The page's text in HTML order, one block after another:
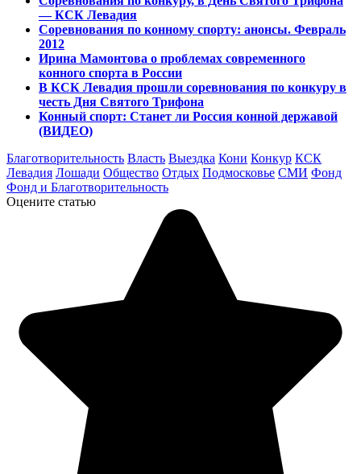
— КСК Левадия
Соревнования по конному спорту: анонсы. Февраль
2012
Ирина Мамонтова о проблемах современного
конного спорта в России
В КСК Левадия прошли соревнования по конкуру в
честь Дня Святого Трифона
Конный спорт: Станет ли Россия конной державой
(ВИДЕО)
Благотворительность Власть Выездка Кони Конкур КСК
Левадия Лошади Общество Отдых Подмосковье СМИ Фонд
Фонд и Благотворительность
Оцените статью